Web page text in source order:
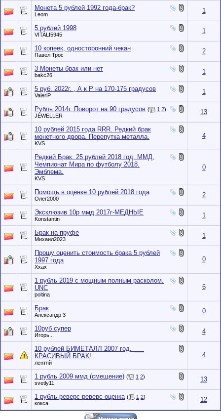
Монета 5 рублей 1992 года-брак?
Leom 1
5 рублей 1998
VITALI5945 1
10 копеек, односторонний чекан
Павел Трос 2
3 Монеты брак или нет
bakc26 1
5 руб. 2022г. , А к Р на 170-175 градусов
ValeriP 1
Рубль 2014г. Поворот на 90 градусов ( 1 2)
JEWELLER
13
10 рублей 2015 года RRR. Редкий брак
монетного двора. Перепутка металла.
KVS
4
Редкий Брак. 25 рублей 2018 год. ММД.
Чемпионат Мира по футболу 2018.
Эмблема.
KVS
0
Помощь в оценке 10 рублей 2018 года
Олег2000 2
Эксклюзив 10р ммд 2017г-МЕДНЫЕ
Konstantin 1
Брак на пруфе
Михаил2023 1
Прошу оценить стоимость брака 5 рублей
1997 года
Ххах
0
1 рубль 2019 с мощным полным расколом.
UNC
poltina
6
Брак
Александр 3 0
10руб супер
Игорь... 4
10 рублей БИМЕТАЛЛ 2007 год. ___
КРАСИВЫЙ БРАК!
лентяй
4
1 рубль 2009 ммд (смещение) ( 1 2)
svetly11
13
1 рубль реверс-реверс оценка ( 1 2)
кокса
12